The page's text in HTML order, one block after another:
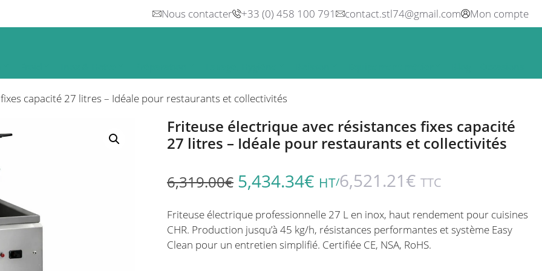
Nous contacter +33 (0) 458 100 791 contact.stl74@gmail.com Mon compte
capacité 27 litres – Idéale pour restaurants et collectivités
Friteuse électrique avec résistances fixes capacité
27 litres – Idéale pour restaurants et collectivités
6,319.00€ 5,434.34€ HT/6,521.21€ TTC
Friteuse électrique professionnelle 27 L en inox, haut rendement pour cuisines
CHR. Production jusqu’à 45 kg/h, résistances performantes et système Easy
Clean pour un entretien simplifié. Certifiée CE, NSA, RoHS.